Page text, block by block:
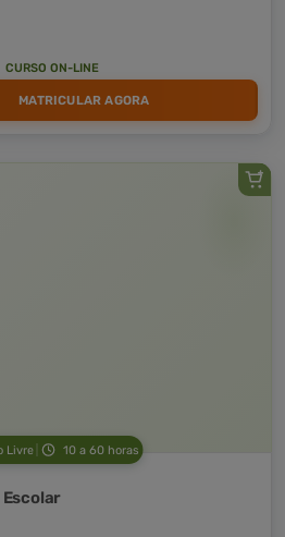
CURSO ON-LINE
MATRICULAR AGORA
Livre 10 a 60 horas